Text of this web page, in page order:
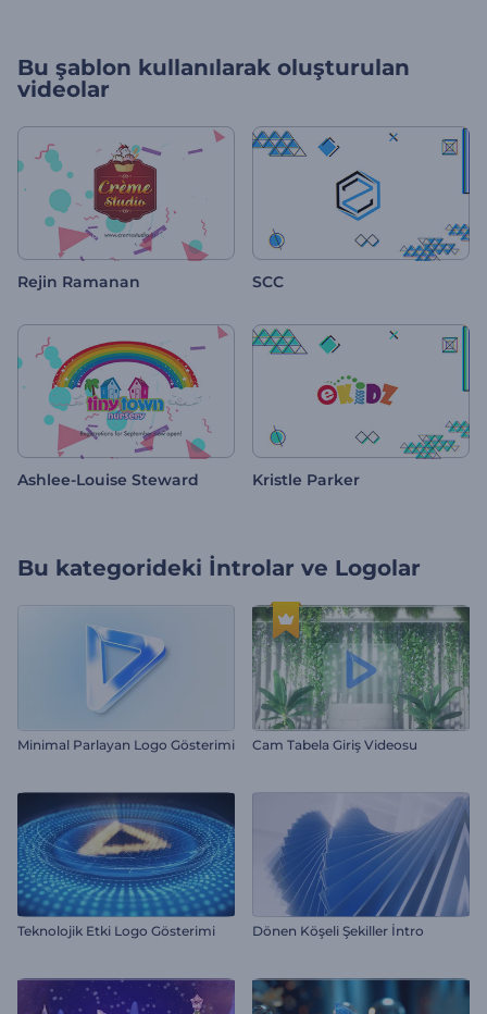
Bu şablon kullanılarak oluşturulan
videolar
Rejin Ramanan SCC
Ashlee-Louise Steward Kristle Parker
Bu kategorideki İntrolar ve Logolar
Minimal Parlayan Logo Gösterimi Cam Tabela Giriş Videosu
Teknolojik Etki Logo Gösterimi Dönen Köşeli Şekiller İntro